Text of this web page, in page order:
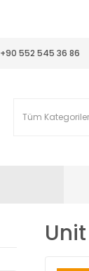
+90 552 545 36 86